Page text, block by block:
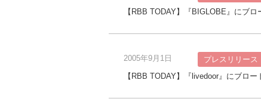
【RBB TODAY】『BIGLOBE』にブ
2005年9月1日
プレスリリース
【RBB TODAY】『livedoor』にブロ